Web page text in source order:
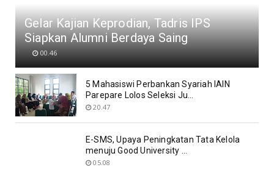
Gelar Kajian Keprodian, Tadris IPS
Siapkan Alumni Berdaya Saing
00.46
5 Mahasiswi Perbankan Syariah IAIN
Parepare Lolos Seleksi Ju...
20.47
E-SMS, Upaya Peningkatan Tata Kelola
menuju Good University ...
05.08